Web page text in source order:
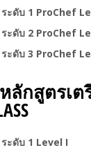
ระดับ 1 ProChef
ระดับ 2 ProChef
ระดับ 3 ProChef
ลักสูตรเต
ระดับ 1 Level I